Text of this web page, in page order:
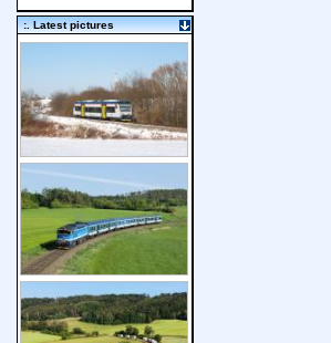
:. Latest pictures